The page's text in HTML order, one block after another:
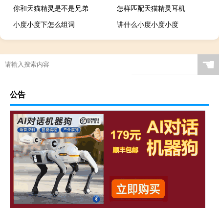
你和天猫精灵是不是兄弟
怎样匹配天猫精灵耳机
小度小度下怎么组词
讲什么小度小度小度
☚
公告